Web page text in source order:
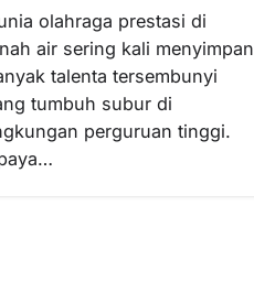
olahraga prestasi di
air sering kali menyimpan
talenta tersembunyi
tumbuh subur di
perguruan tinggi.